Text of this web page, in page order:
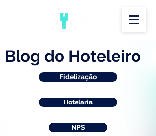
Blog do Hoteleiro
Fidelização
Hotelaria
NPS